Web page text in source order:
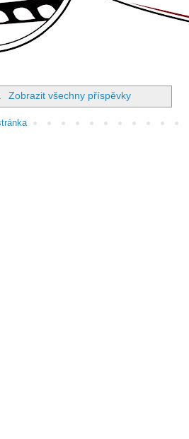
. Zobrazit všechny příspěvky